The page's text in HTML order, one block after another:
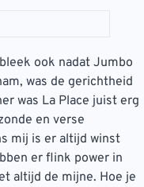
ook nadat Jumbo
was de gerichtheid
was La Place juist erg
en verse
mij is er altijd winst
er flink power in
altijd de mijne. Hoe je